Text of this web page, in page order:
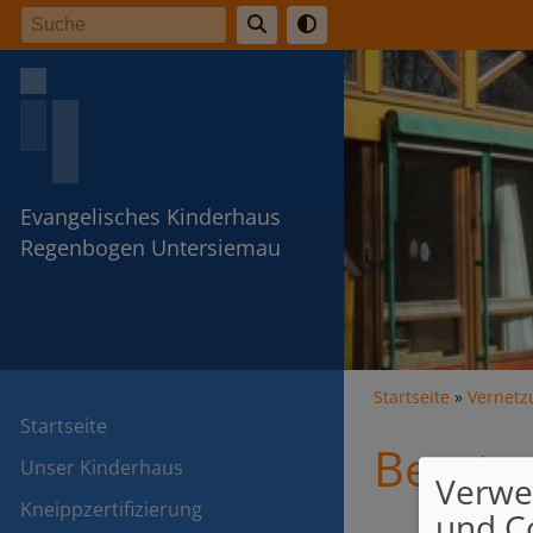
Direkt
zum
Inhalt
Evangelisches Kinderhaus
Regenbogen Untersiemau
Startseite
Unser Kinderhaus
Kneippzertifizierung
Startseite